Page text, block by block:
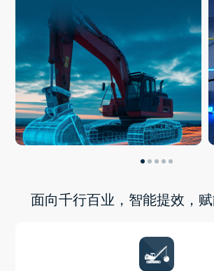
面向千行百业，智能提效，